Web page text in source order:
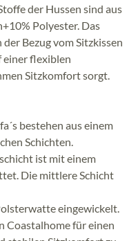
der Hussen sind aus
Polyester. Das
Bezug vom Sitzkissen
einer flexiblen
Sitzkomfort sorgt.
bestehen aus einem
Schichten.
ist mit einem
Die mittlere Schicht
eingewickelt.
Coastalhome für einen